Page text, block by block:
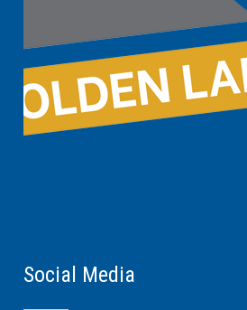
Social Media